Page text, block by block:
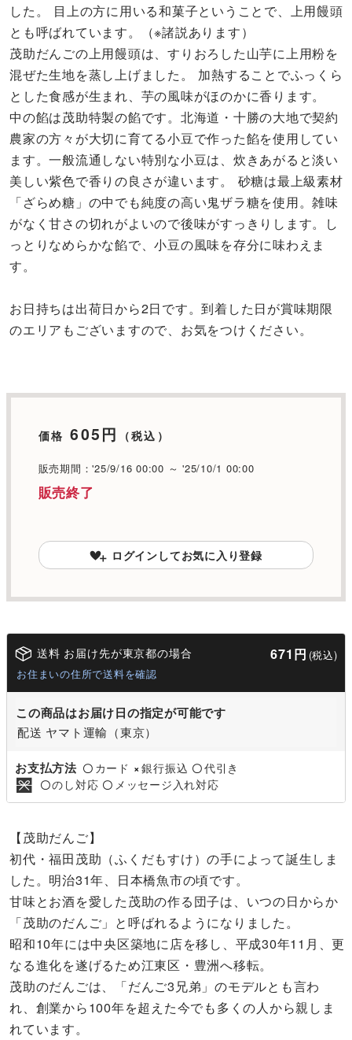
した。 目上の方に用いる和菓子ということで、上用饅頭
とも呼ばれています。（※諸説あります）
茂助だんごの上用饅頭は、すりおろした山芋に上用粉を
混ぜた生地を蒸し上げました。 加熱することでふっくら
とした食感が生まれ、芋の風味がほのかに香ります。
中の餡は茂助特製の餡です。北海道・十勝の大地で契約
農家の方々が大切に育てる小豆で作った餡を使用してい
ます。一般流通しない特別な小豆は、炊きあがると淡い
美しい紫色で香りの良さが違います。 砂糖は最上級素材
「ざらめ糖」の中でも純度の高い鬼ザラ糖を使用。雑味
がなく甘さの切れがよいので後味がすっきりします。し
っとりなめらかな餡で、小豆の風味を存分に味わえま
す。
お日持ちは出荷日から2日です。到着した日が賞味期限
のエリアもございますので、お気をつけください。
価格 605円 （税込）
販売期間：'25/9/16 00:00 ～ '25/10/1 00:00
販売終了
ログインしてお気に入り登録
送料 お届け先が東京都の場合 671円 (税込)
お住まいの住所で送料を確認
この商品はお届け日の指定が可能です
配送 ヤマト運輸（東京）
お支払方法 〇 カード × 銀行振込 〇代引き
〇のし対応 〇 メッセージ入れ対応
【茂助だんご】
初代・福田茂助（ふくだもすけ）の手によって誕生しま
した。明治31年、日本橋魚市の頃です。
甘味とお酒を愛した茂助の作る団子は、いつの日からか
「茂助のだんご」と呼ばれるようになりました。
昭和10年には中央区築地に店を移し、平成30年11月、更
なる進化を遂げるため江東区・豊洲へ移転。
茂助のだんごは、「だんご3兄弟」のモデルとも言わ
れ、創業から100年を超えた今でも多くの人から親しま
れています。